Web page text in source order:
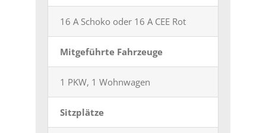
16 A Schoko oder 16 A CEE Rot
Mitgeführte Fahrzeuge
1 PKW, 1 Wohnwagen
Sitzplätze